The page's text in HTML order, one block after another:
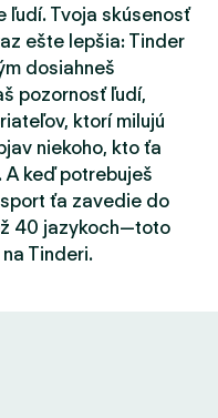
ľudí. Tvoja skúsenosť
ešte lepšia: Tinder
dosiahneš
pozornosť ľudí,
ktorí milujú
niekoho, kto ťa
A keď potrebuješ
ťa zavedie do
40 jazykoch—toto
Tinderi.